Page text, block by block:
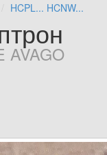
HCPL... HCNW...
AVAGO